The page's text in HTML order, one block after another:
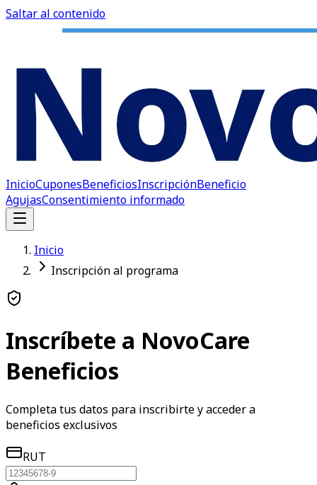
Saltar al contenido
InicioCuponesBeneficiosInscripciónBeneficio
AgujasConsentimiento informado
Inicio
Inscripción al programa
Inscríbete a NovoCare
Beneficios
Completa tus datos para inscribirte y acceder a
beneficios exclusivos
RUT